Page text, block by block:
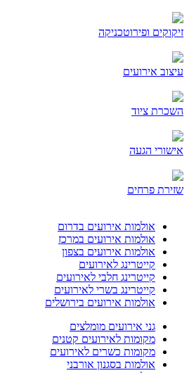
זיקוקים ופירוטכניקה
עיצוב אירועים
השכרת ציוד
אישורי הגעה
שזירת פרחים
אולמות אירועים בדרום
אולמות אירועים במרכז
אולמות אירועים בצפון
קייטרינג לאירועים
קייטרינג חלבי לאירועים
קייטרינג בשרי לאירועים
אולמות אירועים בירושלים
גני אירועים מומלצים
מקומות לאירועים קטנים
מקומות כשרים לאירועים
אולמות בסגנון אורבני